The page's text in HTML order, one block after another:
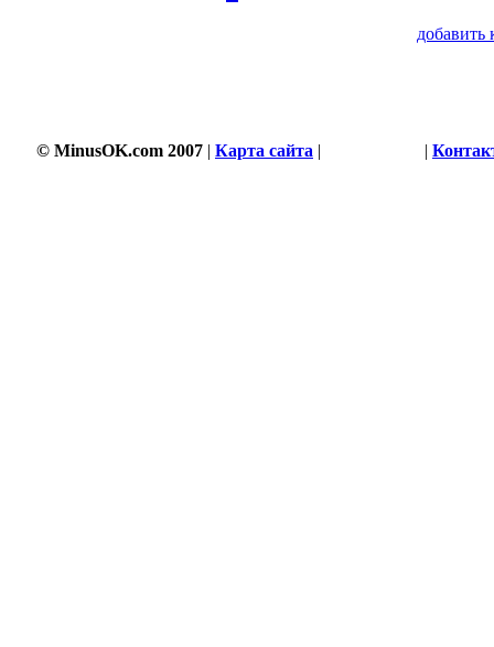
добавить
© MinusOK.com 2007 | Карта сайта | |